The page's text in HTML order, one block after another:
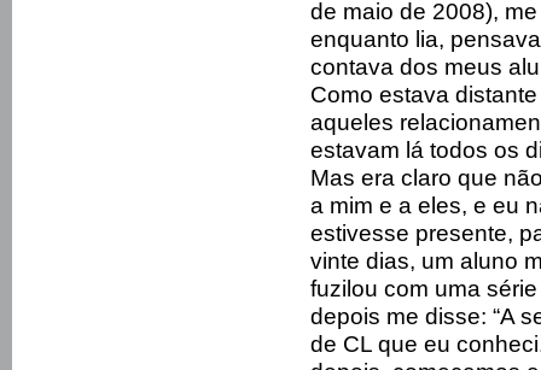
de maio de 2008),
enquanto lia,
contava dos meus
Como estava
aqueles
estavam lá todos os
Mas era claro que
a mim e a eles, e eu
estivesse presente,
vinte dias, um aluno
fuzilou com uma
depois me disse: “A
de CL que eu